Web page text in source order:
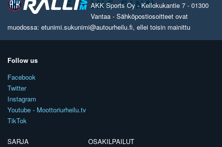
AKK Sports Oy - Kellokukantie 7 - 01300
Vantaa - Sähköpostiosoitteet ovat
muodossa: etunimi.sukunimi@autourheilu.fi, ellei toisin mainittu
Follow us
Facebook
Twitter
Instagram
Youtube - Moottoriurheilu.tv
TikTok
SARJA
OSAKILPAILUT